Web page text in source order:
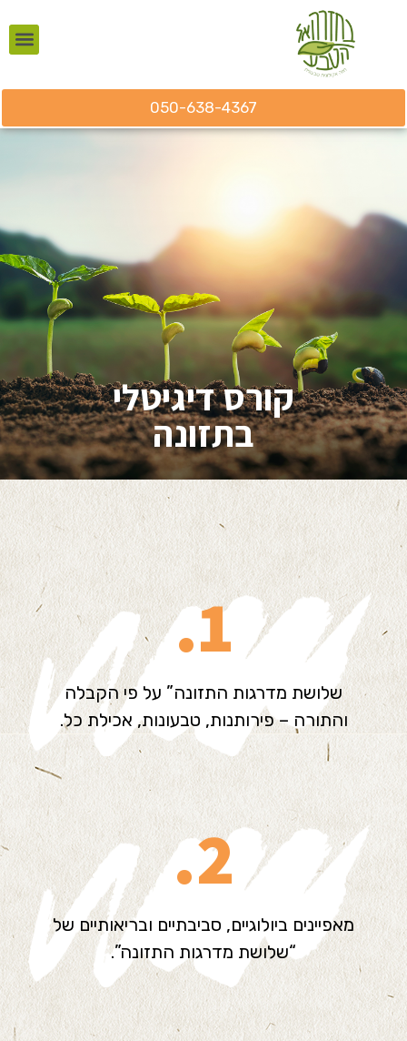
050-638-4367
קורס דיגיטלי
בתזונה
1.
שלושת מדרגות התזונה” על פי הקבלה
והתורה – פירותנות, טבעונות, אכילת כל.
2.
מאפיינים ביולוגיים, סביבתיים ובריאותיים של
“שלושת מדרגות התזונה”.